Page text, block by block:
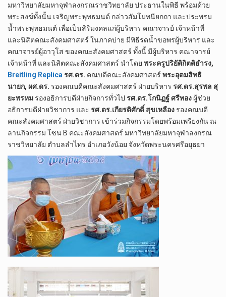
มหาวิทยาลัย​มหา​จุฬา​ลง​ก​รณ​ราช​วิทยาลัย​ ประธาน​ในพิธี​ พร้อม​ด้วย
พระสงฆ์​ทั้งนั้น​ เจริญ​พระ​พุทธมนต์​ กล่าวสัมโมท​นี​ยก​ถา​ และประพรม​
น้ำพระพุทธมนต์​ เพื่อเป็นสิริมงคล​แก่​ผู้บริหาร​ คณาจารย์​ เจ้า​หน้าที่​
และ​นิสิต​คณะ​สังคม​ศาสตร์​ ในภาคบ่าย​ มีพิธี​รดน้ำขอพรผู้บริหาร​ และ
คณาจารย์​ผู้อาวุโส​ ของคณะสังคม​ศาสตร์​ ทั้งนี้​ มี​ผู้บริหาร​ คณาจารย์​
เจ้า​หน้าที่​ และ​นิสิต​คณะ​สังคม​ศาสตร์​ นำโดย​ พระครู​ปริยัติ​กิตติ​ธำรง,
Breitling Replica รศ.ดร.​ คณบดี​คณะ​สังคม​ศาสตร์​ พระอุดม​สิทธิ​
นายก, ผศ.ดร.​ รองคณบดี​คณะสังคม​ศาสตร์​ ฝ่ายบริหาร​ รศ.ดร.สุรพล​ สุ​
ยะ​พรหม​ รอง​อธิการบดี​ฝ่าย​กิจการ​ทั่วไป​ รศ.ดร.โกนิฏฐ์​ ศรี​ทอง​ ผู้ช่วย​
อธิการบดี​ฝ่าย​วิชาการ​ และ​ รศ.ดร.เกียรติ​ศักดิ์​ สุข​เหลือง ​ รองคณบดี​
คณะ​สังคม​ศาสตร์​ ฝ่าย​วิชาการ​ เข้าร่วม​กิจกรรม​โดยพร้อมเพรียง​กัน​ ณ​
ลานกิจกรรม​ โซน​ B​ คณะสังคม​ศาสตร์​ มหา​วิทยาลัย​มหา​จุฬา​ลง​ก​รณ​
ราช​วิทยาลัย​ ตำบล​ลำ​ไทร​ อำเภอ​วังน้อย​ จังหวัด​พระนคร​ศรี​อยุธยา